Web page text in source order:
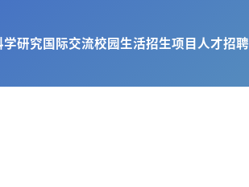
学研究 国际交流校园生活招生项目 人才招聘